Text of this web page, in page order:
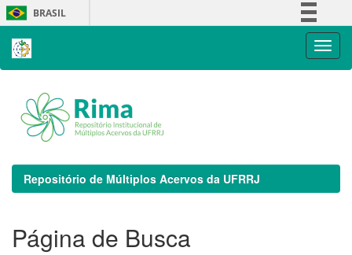
Skip
navigation
BRASIL
Repositório de Múltiplos Acervos da UFRRJ
Página de Busca